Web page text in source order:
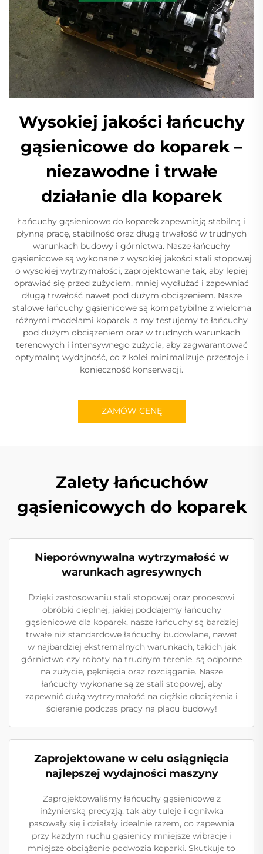
Wysokiej jakości łańcuchy
gąsienicowe do koparek –
niezawodne i trwałe
działanie dla koparek
Łańcuchy gąsienicowe do koparek zapewniają stabilną i
płynną pracę, stabilność oraz długą trwałość w trudnych
warunkach budowy i górnictwa. Nasze łańcuchy
gąsienicowe są wykonane z wysokiej jakości stali stopowej
o wysokiej wytrzymałości, zaprojektowane tak, aby lepiej
oprawiać się przed zużyciem, mniej wydłużać i zapewniać
długą trwałość nawet pod dużym obciążeniem. Nasze
stalowe łańcuchy gąsienicowe są kompatybilne z wieloma
różnymi modelami koparek, a my testujemy te łańcuchy
pod dużym obciążeniem oraz w trudnych warunkach
terenowych i intensywnego zużycia, aby zagwarantować
optymalną wydajność, co z kolei minimalizuje przestoje i
konieczność konserwacji.
ZAMÓW CENĘ
Zalety łańcuchów
gąsienicowych do koparek
Nieporównywalna wytrzymałość w
warunkach agresywnych
Dzięki zastosowaniu stali stopowej oraz procesowi
obróbki cieplnej, jakiej poddajemy łańcuchy
gąsienicowe dla koparek, nasze łańcuchy są bardziej
trwałe niż standardowe łańcuchy budowlane, nawet
w najbardziej ekstremalnych warunkach, takich jak
górnictwo czy roboty na trudnym terenie, są odporne
na zużycie, pęknięcia oraz rozciąganie. Nasze
łańcuchy wykonane są ze stali stopowej, aby
zapewnić dużą wytrzymałość na ciężkie obciążenia i
ścieranie podczas pracy na placu budowy!
Zaprojektowane w celu osiągnięcia
najlepszej wydajności maszyny
Zaprojektowaliśmy łańcuchy gąsienicowe z
inżynierską precyzją, tak aby tuleje i ogniwka
pasowały się i działały idealnie razem, co zapewnia
przy każdym ruchu gąsienicy mniejsze wibracje i
mniejsze obciążenie podwozia koparki. Skutkuje to